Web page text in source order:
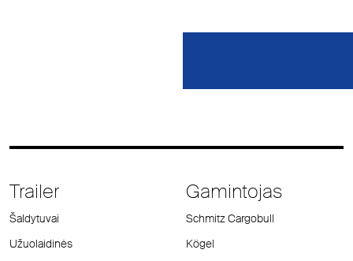
Trailer
Šaldytuvai
Užuolaidinės
Gamintojas
Schmitz Cargobull
Kögel